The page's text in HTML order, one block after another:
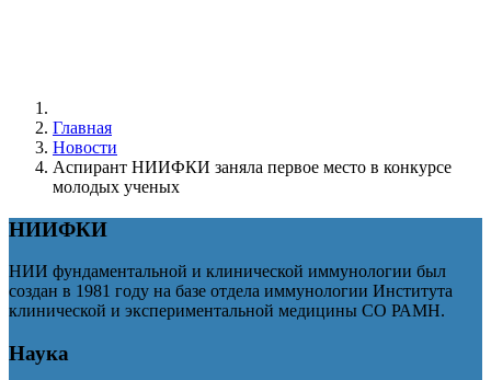
Главная
Новости
Аспирант НИИФКИ заняла первое место в конкурсе
молодых ученых
НИИФКИ
НИИ фундаментальной и клинической иммунологии был
создан в 1981 году на базе отдела иммунологии Института
клинической и экспериментальной медицины СО РАМН.
Наука